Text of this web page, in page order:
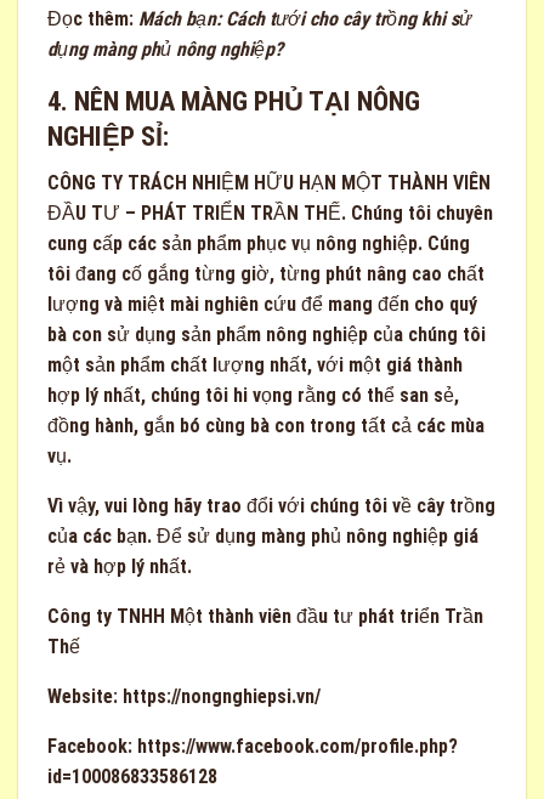
Đọc thêm: Mách bạn: Cách tưới cho cây trồng khi sử
dụng màng phủ nông nghiệp?
4. NÊN MUA MÀNG PHỦ TẠI NÔNG
NGHIỆP SỈ:
CÔNG TY TRÁCH NHIỆM HỮU HẠN MỘT THÀNH VIÊN
ĐẦU TƯ – PHÁT TRIỂN TRẦN THẾ. Chúng tôi chuyên
cung cấp các sản phẩm phục vụ nông nghiệp. Cúng
tôi đang cố gắng từng giờ, từng phút nâng cao chất
lượng và miệt mài nghiên cứu để mang đến cho quý
bà con sử dụng sản phẩm nông nghiệp của chúng tôi
một sản phẩm chất lượng nhất, với một giá thành
hợp lý nhất, chúng tôi hi vọng rằng có thể san sẻ,
đồng hành, gắn bó cùng bà con trong tất cả các mùa
vụ.
Vì vậy, vui lòng hãy trao đổi với chúng tôi về cây trồng
của các bạn. Để sử dụng màng phủ nông nghiệp giá
rẻ và hợp lý nhất.
Công ty TNHH Một thành viên đầu tư phát triển Trần
Thế
Website: https://nongnghiepsi.vn/
Facebook: https://www.facebook.com/profile.php?
id=100086833586128